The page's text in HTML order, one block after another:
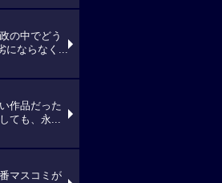
の中でどう
にならなく...
作品だった
ても、永...
マスコミが